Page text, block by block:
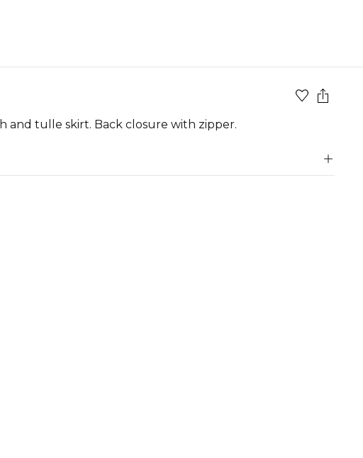
and tulle skirt. Back closure with zipper.